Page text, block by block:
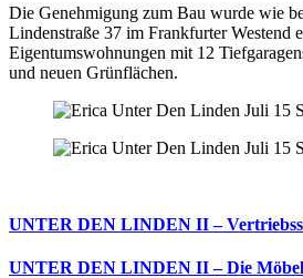
Die Genehmigung zum Bau wurde wie
Lindenstraße 37 im Frankfurter Westend
Eigentumswohnungen mit 12
und neuen Grünflächen.
UNTER DEN LINDEN II –
UNTER DEN LINDEN II – Die